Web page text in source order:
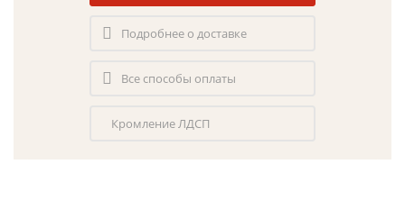
Подробнее о доставке
Все способы оплаты
Кромление ЛДСП